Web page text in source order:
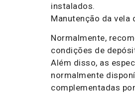
instalados.
Manutenção da vela
Normalmente,
condições de
Além disso, as
normalmente
complementadas